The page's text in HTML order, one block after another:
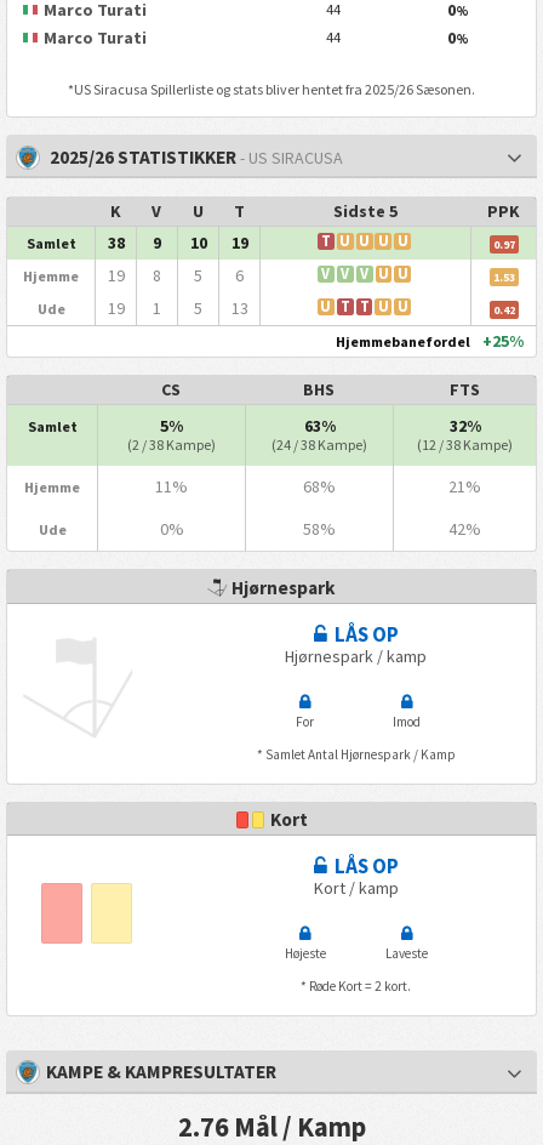
Marco Turati 44 0%
Marco Turati 44 0%
*US Siracusa Spillerliste og stats bliver hentet fra 2025/26 Sæsonen.
2025/26 STATISTIKKER- US SIRACUSA
K V U T Sidste 5 PPK
Samlet 38 9 10 19 T U U U U 0.97
Hjemme 19 8 5 6 V V V U U 1.53
Ude 19 1 5 13 U T T U U 0.42
Hjemmebanefordel +25%
CS BHS FTS
Samlet 5%
(2 / 38 Kampe)
63%
(24 / 38 Kampe)
32%
(12 / 38 Kampe)
Hjemme 11% 68% 21%
Ude 0% 58% 42%
Hjørnespark
LÅS OP
Hjørnespark / kamp
For
Imod
* Samlet Antal Hjørnespark / Kamp
Kort
LÅS OP
Kort / kamp
Højeste
Laveste
* Røde Kort = 2 kort.
KAMPE & KAMPRESULTATER
2.76 Mål / Kamp